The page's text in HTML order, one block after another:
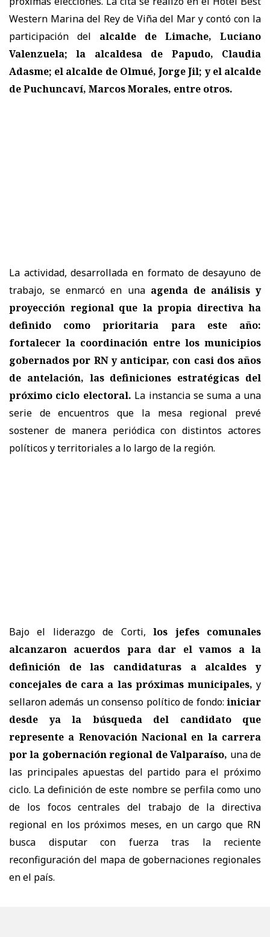
Western Marina del Rey de Viña del Mar y contó con la
participación del alcalde de Limache, Luciano
Valenzuela; la alcaldesa de Papudo, Claudia
Adasme; el alcalde de Olmué, Jorge Jil; y el alcalde
de Puchuncaví, Marcos Morales, entre otros.
La actividad, desarrollada en formato de desayuno de
trabajo, se enmarcó en unaagenda de análisis y
proyección regional que la propia directiva ha
definido como prioritaria para este año:
fortalecer la coordinación entre los municipios
gobernados por RN y anticipar, con casi dos años
de antelación, las definiciones estratégicas del
próximo ciclo electoral. La instancia se suma a una
serie de encuentros que la mesa regional prevé
sostener de manera periódica con distintos actores
políticos y territoriales a lo largo de la región.
Bajo el liderazgo de Corti, los jefes comunales
alcanzaron acuerdos para dar el vamos a la
definición de las candidaturas a alcaldes y
concejales de cara a las próximas municipales, y
sellaron además un consenso político de fondo: iniciar
desde ya la búsqueda del candidato que
represente a Renovación Nacional en la carrera
por la gobernación regional de Valparaíso, una de
las principales apuestas del partido para el próximo
ciclo. La definición de este nombre se perfila como uno
de los focos centrales del trabajo de la directiva
regional en los próximos meses, en un cargo que RN
busca disputar con fuerza tras la reciente
reconfiguración del mapa de gobernaciones regionales
en el país.